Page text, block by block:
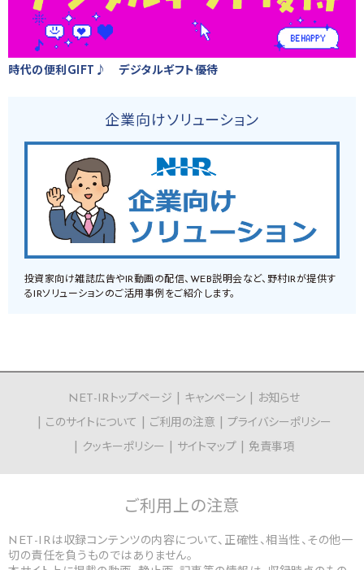
時代の便利GIFT♪ デジタルギフト優待
企業向けソリューション
投資家向け雑誌広告やIR動画の配信、WEB説明会など、野村IRが提供す
るIRソリューションのご活用事例をご紹介します。
NET-IRトップページ キャンペーン
お知らせ
このサイトについて
ご利用の注意
プライバシーポリシー
クッキーポリシー
サイトマップ 免責事項
ご利用上の注意
NET-IRは収録コンテンツの内容について、正確性、相当性、その他一
切の責任を負うものではありません。